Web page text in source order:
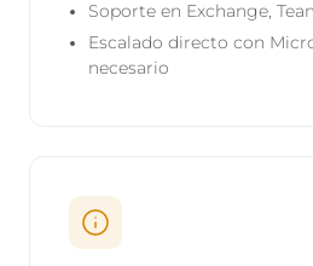
Soporte en Exchange,
Escalado directo con
necesario